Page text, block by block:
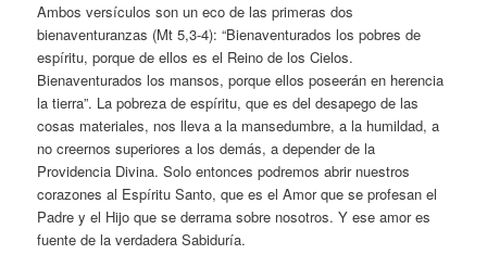
Ambos versículos son un eco de las primeras dos
bienaventuranzas (Mt 5,3-4): “Bienaventurados los pobres de
espíritu, porque de ellos es el Reino de los Cielos.
Bienaventurados los mansos, porque ellos poseerán en herencia
la tierra”. La pobreza de espíritu, que es del desapego de las
cosas materiales, nos lleva a la mansedumbre, a la humildad, a
no creernos superiores a los demás, a depender de la
Providencia Divina. Solo entonces podremos abrir nuestros
corazones al Espíritu Santo, que es el Amor que se profesan el
Padre y el Hijo que se derrama sobre nosotros. Y ese amor es
fuente de la verdadera Sabiduría.